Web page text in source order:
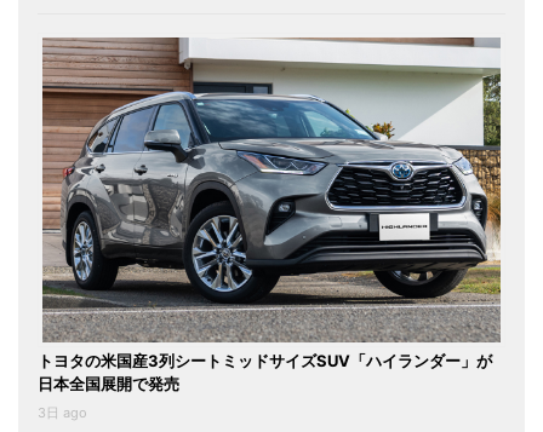
トヨタの米国産3列シートミッドサイズSUV「ハイランダー」が
日本全国展開で発売
3日 ago